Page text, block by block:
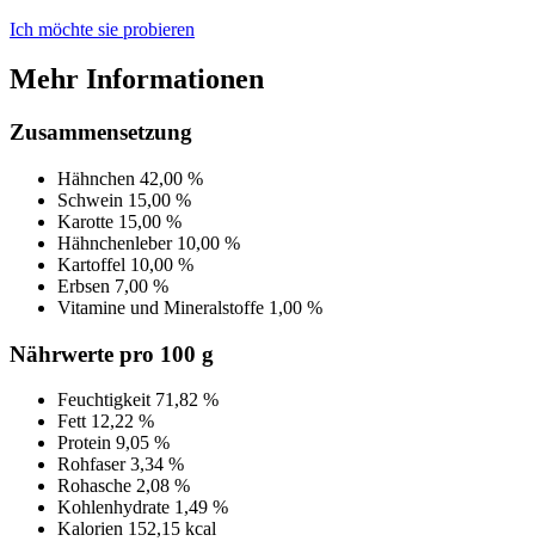
Ich möchte sie probieren
Mehr Informationen
Zusammensetzung
Hähnchen 42,00 %
Schwein 15,00 %
Karotte 15,00 %
Hähnchenleber 10,00 %
Kartoffel 10,00 %
Erbsen 7,00 %
Vitamine und Mineralstoffe 1,00 %
Nährwerte pro 100 g
Feuchtigkeit 71,82 %
Fett 12,22 %
Protein 9,05 %
Rohfaser 3,34 %
Rohasche 2,08 %
Kohlenhydrate 1,49 %
Kalorien 152,15 kcal